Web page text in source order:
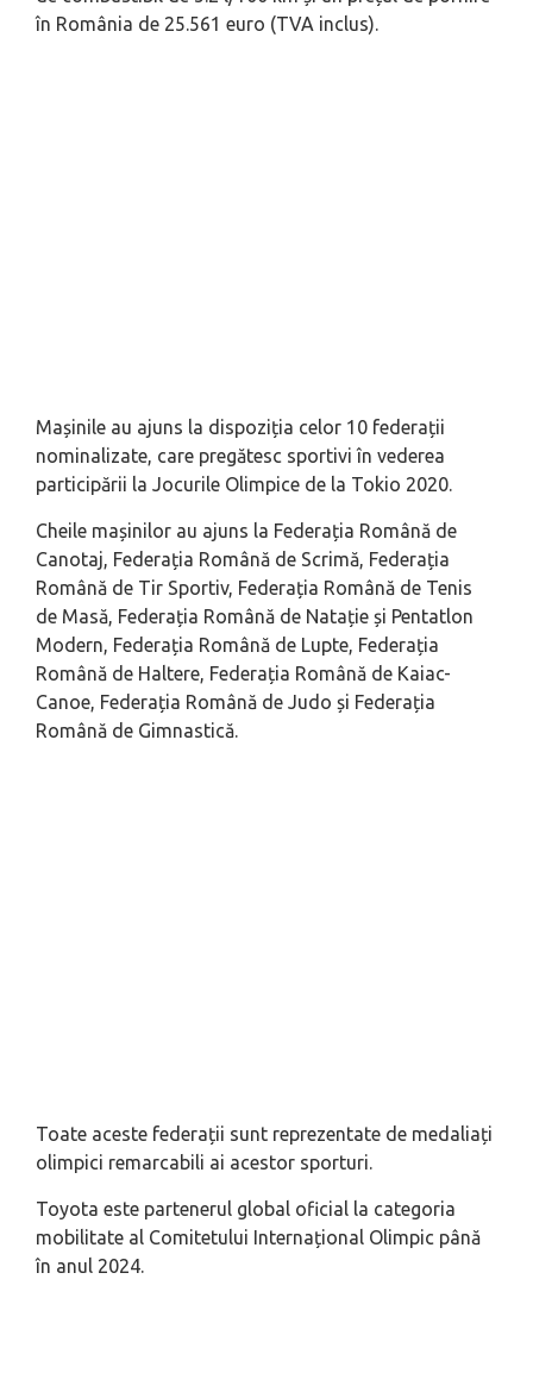
în România de 25.561 euro (TVA inclus).
Mașinile au ajuns la dispoziția celor 10 federații
nominalizate, care pregătesc sportivi în vederea
participării la Jocurile Olimpice de la Tokio 2020.
Cheile mașinilor au ajuns la Federația Română de
Canotaj, Federația Română de Scrimă, Federația
Română de Tir Sportiv, Federația Română de Tenis
de Masă, Federația Română de Natație și Pentatlon
Modern, Federația Română de Lupte, Federația
Română de Haltere, Federația Română de Kaiac-
Canoe, Federația Română de Judo și Federația
Română de Gimnastică.
Toate aceste federații sunt reprezentate de medaliați
olimpici remarcabili ai acestor sporturi.
Toyota este partenerul global oficial la categoria
mobilitate al Comitetului Internațional Olimpic până
în anul 2024.